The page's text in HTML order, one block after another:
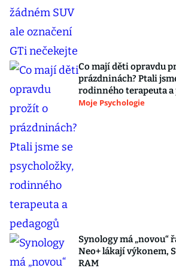
Co mají děti opravdu
prázdninách? Ptali
rodinného terapeuta a
Moje Psychologie
Synology má „novou“
Neo+ lákají výkonem,
RAM